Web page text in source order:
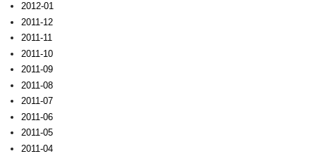
2012-01
2011-12
2011-11
2011-10
2011-09
2011-08
2011-07
2011-06
2011-05
2011-04